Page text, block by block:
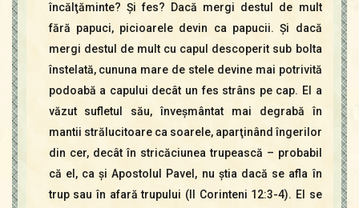
încălţăminte? Şi fes? Dacă mergi destul de mult
fără papuci, picioarele devin ca papucii. Şi dacă
mergi destul de mult cu capul descoperit sub bolta
înstelată, cununa mare de stele devine mai potrivită
podoabă a capului decât un fes strâns pe cap. El a
văzut sufletul său, înveşmântat mai degrabă în
mantii strălucitoare ca soarele, aparţinând îngerilor
din cer, decât în stricăciunea trupească – probabil
că el, ca şi Apostolul Pavel, nu ştia dacă se afla în
trup sau în afară trupului (II Corinteni 12:3-4). El se